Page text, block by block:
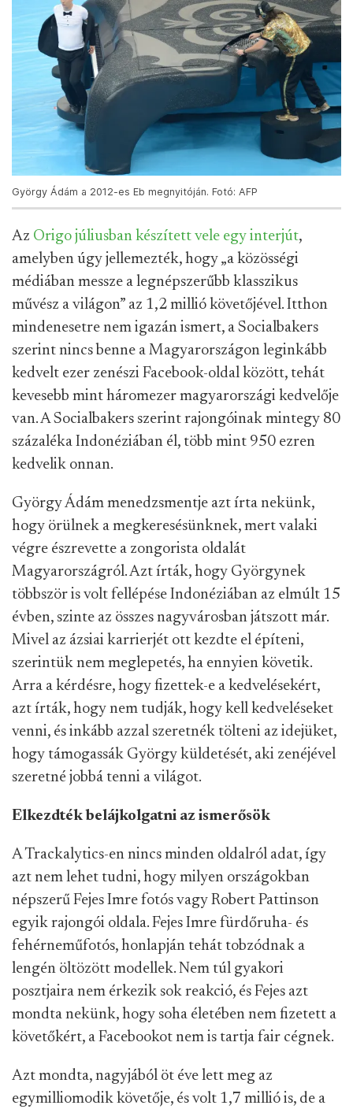
György Ádám a 2012-es Eb megnyitóján. Fotó: AFP
Az Origo júliusban készített vele egy interjút,
amelyben úgy jellemezték, hogy „a közösségi
médiában messze a legnépszerűbb klasszikus
művész a világon” az 1,2 millió követőjével. Itthon
mindenesetre nem igazán ismert, a Socialbakers
szerint nincs benne a Magyarországon leginkább
kedvelt ezer zenészi Facebook-oldal között, tehát
kevesebb mint háromezer magyarországi kedvelője
van. A Socialbakers szerint rajongóinak mintegy 80
százaléka Indonéziában él, több mint 950 ezren
kedvelik onnan.
György Ádám menedzsmentje azt írta nekünk,
hogy örülnek a megkeresésünknek, mert valaki
végre észrevette a zongorista oldalát
Magyarországról. Azt írták, hogy Györgynek
többször is volt fellépése Indonéziában az elmúlt 15
évben, szinte az összes nagyvárosban játszott már.
Mivel az ázsiai karrierjét ott kezdte el építeni,
szerintük nem meglepetés, ha ennyien követik.
Arra a kérdésre, hogy fizettek-e a kedvelésekért,
azt írták, hogy nem tudják, hogy kell kedveléseket
venni, és inkább azzal szeretnék tölteni az idejüket,
hogy támogassák György küldetését, aki zenéjével
szeretné jobbá tenni a világot.
Elkezdték belájkolgatni az ismerősök
A Trackalytics-en nincs minden oldalról adat, így
azt nem lehet tudni, hogy milyen országokban
népszerű Fejes Imre fotós vagy Robert Pattinson
egyik rajongói oldala. Fejes Imre fürdőruha- és
fehérneműfotós, honlapján tehát tobzódnak a
lengén öltözött modellek. Nem túl gyakori
posztjaira nem érkezik sok reakció, és Fejes azt
mondta nekünk, hogy soha életében nem fizetett a
követőkért, a Facebookot nem is tartja fair cégnek.
Azt mondta, nagyjából öt éve lett meg az
egymilliomodik követője, és volt 1,7 millió is, de a